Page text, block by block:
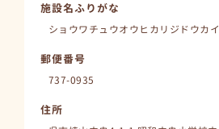
施設名ふりがな
ショウワチュウオウヒカリジドウカイ
郵便番号
737-0935
住所